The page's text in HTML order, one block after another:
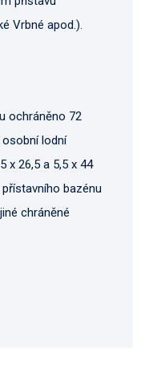
Vrbné apod.).
ochráněno 72
osobní lodní
x 26,5 a 5,5 x 44
bazénu
chráněné